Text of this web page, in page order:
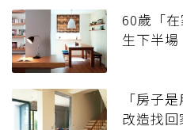
60歲「
生下半場
「房子
改造找